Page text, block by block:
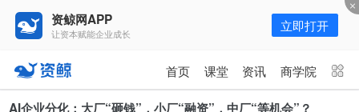
资鲸网APP
让资本赋能企业成长 立即打开
首页 课堂 资讯 商学院
资讯 课堂 直播 商学院
AI企业分化：大厂“砸钱”，小厂“融资”，中厂“等机会”？